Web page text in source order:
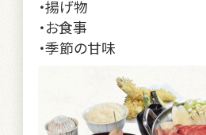
・揚げ物
・お食事
・季節の甘味